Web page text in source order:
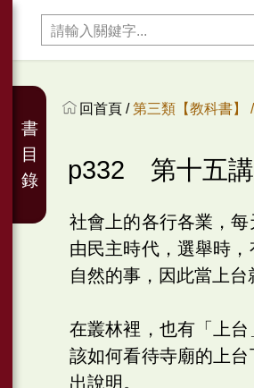
回首頁 /第三類【教科書】
p332 第十五講
社會上的各行各業，
由民主時代，選舉時
自然的事，因此當上
在叢林裡，也有「上
該如何看待寺廟的上
出說明。
書
目
錄